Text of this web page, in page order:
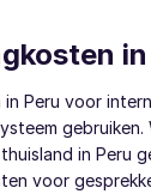
Peru voor
gebruiken.
in Peru
voor